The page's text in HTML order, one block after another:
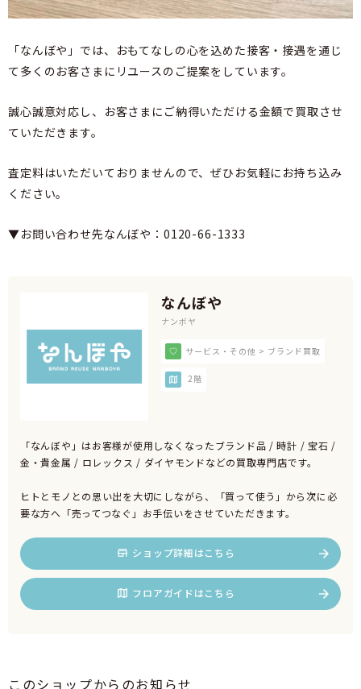
「なんぼや」では、おもてなしの心を込めた接客・接遇を通じ
て多くのお客さまにリユースのご提案をしています。
誠心誠意対応し、お客さまにご納得いただける金額で買取させ
ていただきます。
査定料はいただいておりませんので、ぜひお気軽にお持ち込み
ください。
▼お問い合わせ先なんぼや：0120-66-1333
なんぼや
ナンボヤ
サービス・その他 > ブランド買取
2階
「なんぼや」はお客様が使用しなくなったブランド品 / 時計 / 宝石 /
金・貴金属 / ロレックス / ダイヤモンドなどの買取専門店です。
ヒトとモノとの思い出を大切にしながら、「買って使う」から次に必
要な方へ「売ってつなぐ」お手伝いをさせていただきます。
ショップ詳細はこちら
フロアガイドはこちら
このショップからのお知らせ